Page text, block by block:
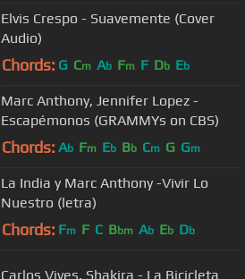
Elvis Crespo - Suavemente (Cover
Audio)
Chords: G Cm Ab Fm F Db Eb
Marc Anthony, Jennifer Lopez -
Escapémonos (GRAMMYs on CBS)
Chords: Ab Fm Eb Bb Cm G Gm
La India y Marc Anthony -Vivir Lo
Nuestro (letra)
Chords: Fm F C Bbm Ab Eb Db
Carlos Vives, Shakira - La Bicicleta